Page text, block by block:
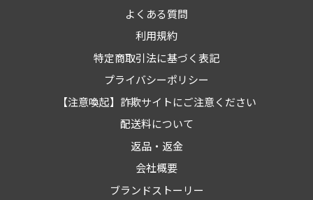
よくある質問
利用規約
特定商取引法に基づく表記
プライバシーポリシー
【注意喚起】詐欺サイトにご注意ください
配送料について
返品・返金
会社概要
ブランドストーリー